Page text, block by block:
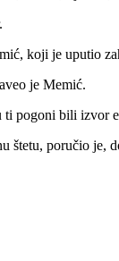
koji je uputio
je Memić.
pogoni bili izvor
poručio je,